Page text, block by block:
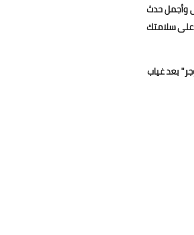
وأجمل حدث
على سلامتك
بعد غياب